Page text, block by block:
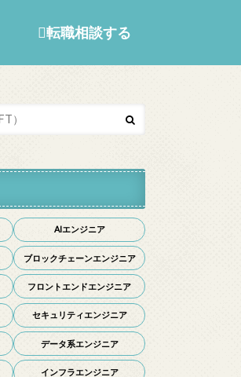
転職相談する
AIエンジニア
ブロックチェーンエンジニア
フロントエンドエンジニア
セキュリティエンジニア
データ系エンジニア
インフラエンジニア